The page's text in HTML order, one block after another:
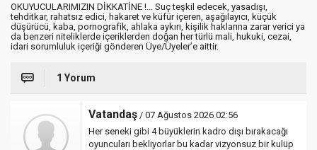
OKUYUCULARIMIZIN DİKKATİNE !... Suç teşkil edecek, yasadışı,
tehditkar, rahatsız edici, hakaret ve küfür içeren, aşağılayıcı, küçük
düşürücü, kaba, pornografik, ahlaka aykırı, kişilik haklarına zarar verici ya
da benzeri niteliklerde içeriklerden doğan her türlü mali, hukuki, cezai,
idari sorumluluk içeriği gönderen Üye/Üyeler’e aittir.
1 Yorum
Vatandaş / 07 Ağustos 2026 02:56
Her seneki gibi 4 büyüklerin kadro dışı bırakacağı
oyuncuları bekliyorlar bu kadar vizyonsuz bir kulüp